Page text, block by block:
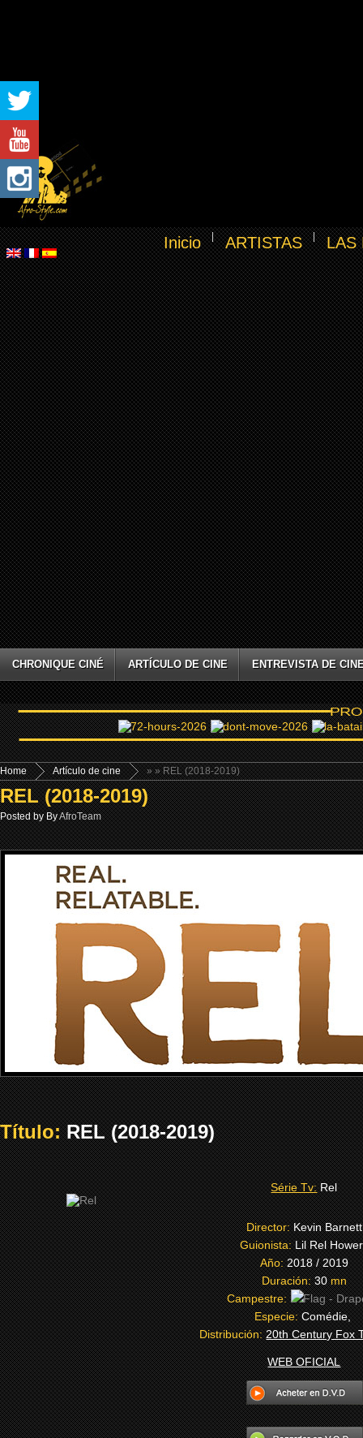
Inicio ARTISTAS LAS
CHRONIQUE CINÉ ARTÍCULO DE CINE ENTREVISTA DE
Home »
Artículo de cine » REL (2018-2019)
REL (2018-2019)
Posted by ByAfroTeam
Título:REL (2018-2019)
Série Tv: Rel
Director:Kevin Barnett
Guionista:Lil Rel
Año:2018 / 2019
Duración:30mn
Campestre:
Especie:Comédie,
Distribución:20th Century Fox
WEB OFICIAL